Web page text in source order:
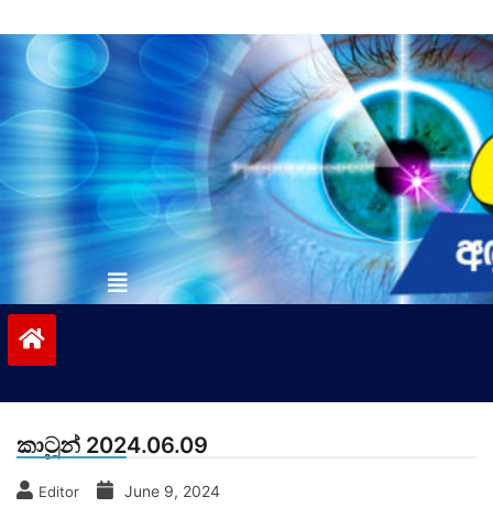
to
contentvinivida.lk
කාටූන් 2024.06.09
Editor June 9, 2024